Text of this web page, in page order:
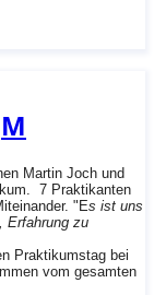
Martin Joch und
7 Praktikanten
"Es ist uns
Erfahrung zu
Praktikumstag bei
vom gesamten